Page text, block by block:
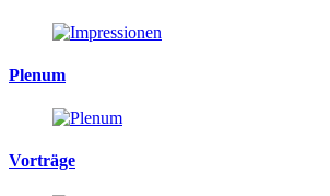
Plenum
Vorträge